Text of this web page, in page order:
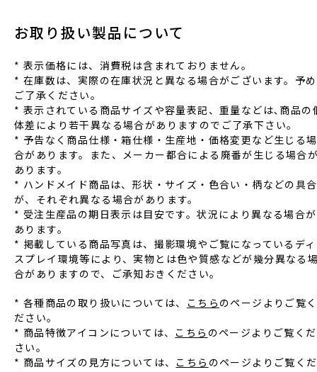
お取り扱い製品について
* 表⽰価格には、消費税は含まれておりません。
* 在庫数は、実際の在庫状況と異なる場合がございます。予め
ご了承ください。
* 表⽰されている商品サイズや容量表記、重量などは､商品の
体差により若⼲異なる場合がありますのでご了承下さい。
* 予告なく商品仕様‧箱仕様‧⽣産地‧価格変更など⽣じる場
合があります。また、メーカー都合による廃番が⽣じる場合
あります。
* ハンドメイド商品は、形状‧サイズ‧⾊合い‧柄などの具合
が、それぞれ異なる場合があります。
* 受注⽣産品の期⽇表⽰は⽬安です。状況により異なる場合が
あります。
* 掲載している商品写真は、撮影環境やご覧になっているディ
スプレイ環境等により、実物とは⾊や質感などが幾分異なる
合がありますので、ご承知おきください。
* 各種商品の取り扱いについては、 こちら のページよりご覧く
ださい。
* 商品特徴アイコンについては、 こちら のページよりご覧くだ
さい。
* 商品サイズの見方については、 こちら のページよりご覧くだ